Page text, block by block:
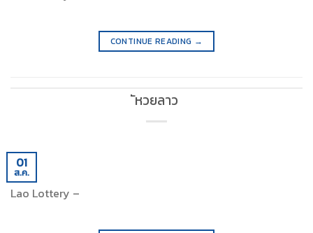
CONTINUE READING →
ัหวยลาว
01
ส.ค.
Lao Lottery –